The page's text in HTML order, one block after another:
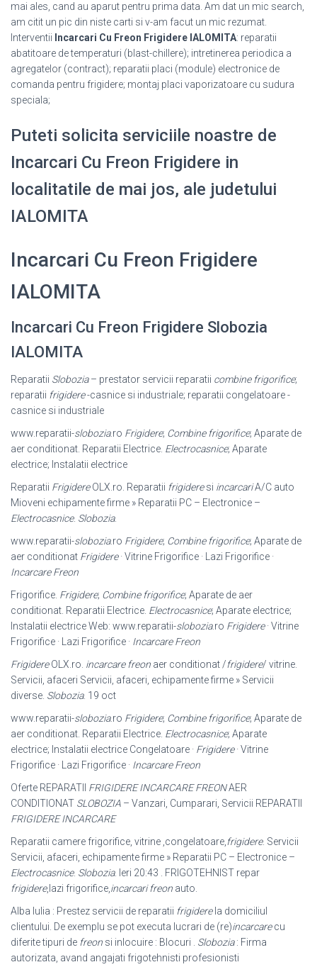
mai ales, cand au aparut pentru prima data. Am dat un mic search,
am citit un pic din niste carti si v-am facut un mic rezumat.
Interventii Incarcari Cu Freon Frigidere IALOMITA: reparatii
abatitoare de temperaturi (blast-chillere); intretinerea periodica a
agregatelor (contract); reparatii placi (module) electronice de
comanda pentru frigidere; montaj placi vaporizatoare cu sudura
speciala;
Puteti solicita serviciile noastre de
Incarcari Cu Freon Frigidere in
localitatile de mai jos, ale judetului
IALOMITA
Incarcari Cu Freon Frigidere
IALOMITA
Incarcari Cu Freon Frigidere Slobozia
IALOMITA
Reparatii Slobozia– prestator servicii reparatii combine frigorifice;
reparatii frigidere-casnice si industriale; reparatii congelatoare -
casnice si industriale
www.reparatii-slobozia.ro Frigidere; Combine frigorifice; Aparate de
aer conditionat. Reparatii Electrice. Electrocasnice; Aparate
electrice; Instalatii electrice
Reparatii FrigidereOLX.ro. Reparatii frigideresi incarcariA/C auto
Mioveni echipamente firme » Reparatii PC – Electronice –
Electrocasnice. Slobozia.
www.reparatii-slobozia.ro Frigidere; Combine frigorifice; Aparate de
aer conditionat Frigidere· Vitrine Frigorifice · Lazi Frigorifice ·
Incarcare Freon
Frigorifice. Frigidere; Combine frigorifice; Aparate de aer
conditionat. Reparatii Electrice. Electrocasnice; Aparate electrice;
Instalatii electrice Web: www. reparatii-slobozia.ro Frigidere· Vitrine
Frigorifice · Lazi Frigorifice · Incarcare Freon
FrigidereOLX.ro. incarcare freon aer conditionat /frigidere/ vitrine.
Servicii, afaceri Servicii, afaceri, echipamente firme » Servicii
diverse. Slobozia. 19 oct
www.reparatii-slobozia.ro Frigidere; Combine frigorifice; Aparate de
aer conditionat. Reparatii Electrice. Electrocasnice; Aparate
electrice; Instalatii electrice Congelatoare · Frigidere· Vitrine
Frigorifice · Lazi Frigorifice · Incarcare Freon
Oferte REPARATII FRIGIDERE INCARCARE FREONAER
CONDITIONAT SLOBOZIA – Vanzari, Cumparari, Servicii REPARATII
FRIGIDERE INCARCARE
Reparatii camere frigorifice, vitrine ,congelatoare, frigidere. Servicii
Servicii, afaceri, echipamente firme » Reparatii PC – Electronice –
Electrocasnice. Slobozia. Ieri 20:43 . FRIGOTEHNIST repar
frigidere,lazi frigorifice, incarcari freon auto.
Alba Iulia : Prestez servicii de reparatii frigiderela domiciliul
clientului. De exemplu se pot executa lucrari de (re)incarcarecu
diferite tipuri de freon si inlocuire : Blocuri . Slobozia: Firma
autorizata, avand angajati frigotehnisti profesionisti